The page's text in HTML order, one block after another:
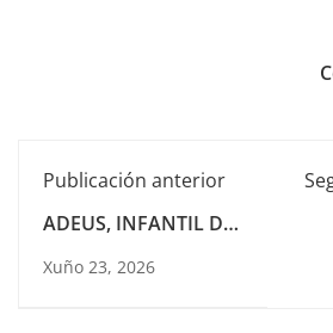
Publicación anterior
ADEUS, INFANTIL DE
Xuño 23, 2026